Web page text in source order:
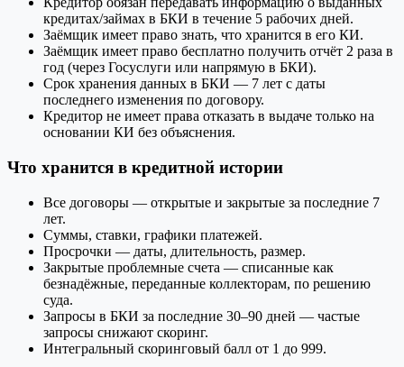
кредитах/займах в БКИ в течение 5 рабочих дней.
Заёмщик имеет право знать, что хранится в его КИ.
Заёмщик имеет право бесплатно получить отчёт 2 раза в
год (через Госуслуги или напрямую в БКИ).
Срок хранения данных в БКИ — 7 лет с даты
последнего изменения по договору.
Кредитор не имеет права отказать в выдаче только на
основании КИ без объяснения.
Что хранится в кредитной истории
Все договоры — открытые и закрытые за последние 7
лет.
Суммы, ставки, графики платежей.
Просрочки — даты, длительность, размер.
Закрытые проблемные счета — списанные как
безнадёжные, переданные коллекторам, по решению
суда.
Запросы в БКИ за последние 30–90 дней — частые
запросы снижают скоринг.
Интегральный скоринговый балл от 1 до 999.